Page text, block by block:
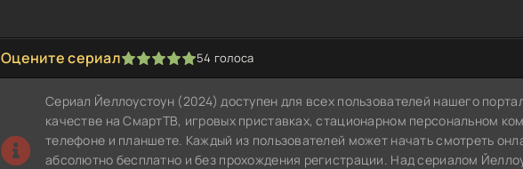
Оцените сериал
1 2 3 4 5 54 голоса
Сериал Йеллоустоун (2024) доступен для всех пользователей нашего
качестве на СмартТВ, игровых приставках, стационарном персональном
телефоне и планшете. Каждый из пользователей может начать смотреть
абсолютно бесплатно и без прохождения регистрации. Над сериалом